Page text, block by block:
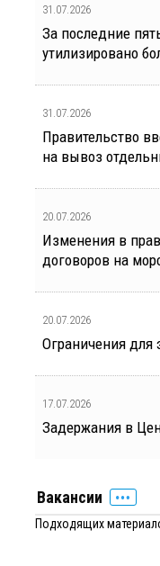
31.07.2026
За последние
утилизировано
31.07.2026
Правительство
на вывоз
20.07.2026
Изменения в
договоров на
20.07.2026
Ограничения для
17.07.2026
Задержания в
Вакансии
Подходящих